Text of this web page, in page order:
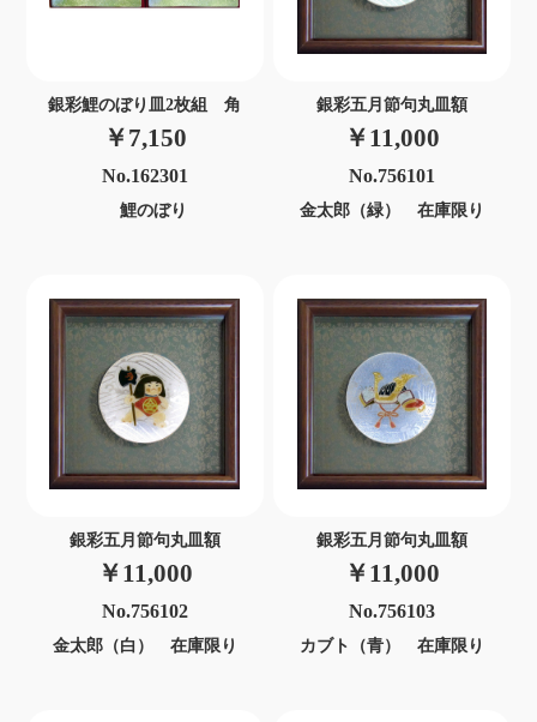
銀彩鯉のぼり皿2枚組 角
￥7,150
No.162301
鯉のぼり
銀彩五月節句丸皿額
￥11,000
No.756101
金太郎（緑） 在庫限り
銀彩五月節句丸皿額
￥11,000
No.756102
金太郎（白） 在庫限り
銀彩五月節句丸皿額
￥11,000
No.756103
カブト（青） 在庫限り